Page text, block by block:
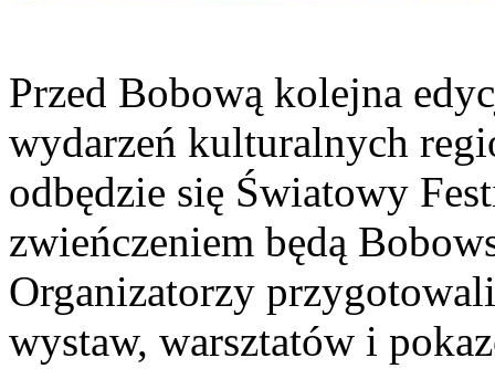
Przed Bobową kolejna
wydarzeń kulturalnych
odbędzie się Światowy
zwieńczeniem będą
Organizatorzy
wystaw, warsztatów i